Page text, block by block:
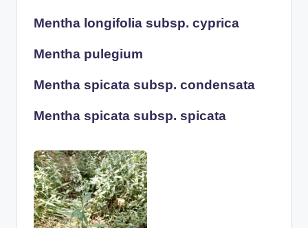
Mentha longifolia subsp. cyprica
Mentha pulegium
Mentha spicata subsp. condensata
Mentha spicata subsp. spicata